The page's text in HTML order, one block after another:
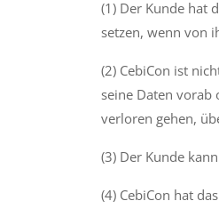
(1) Der Kunde hat
setzen, wenn von
(2) CebiCon ist
seine Daten vorab
verloren gehen,
(3) Der Kunde
(4) CebiCon hat